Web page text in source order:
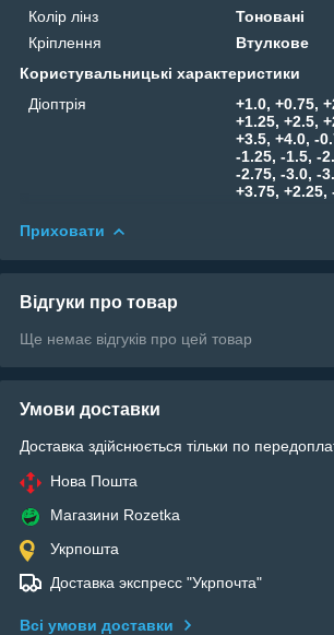
Колір лінз
Тоновані
Кріплення
Втулкове
Користувальницькі характеристики
Діоптрія
+1.0, +0.75,
+1.25, +2.5,
+3.5, +4.0, -
-1.25, -1.5, -
-2.75, -3.0, -
+3.75, +2.25,
Приховати
Відгуки про товар
Ще немає відгуків про цей товар
Умови доставки
Доставка здійснюється тільки по
Нова Пошта
Магазини Rozetka
Укрпошта
Доставка экспресс "Укрпочта"
Всі умови доставки